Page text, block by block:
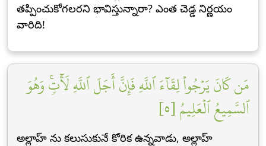
తప్పించుకోగలరని భావిస్తున్నారా? ఎంత చెడ్డ నిర్ణయం
వారిది!
مَن كَانَ يَرۡجُواْ لِقَآءَ ٱللَّهِ فَإِنَّ أَجَلَ ٱللَّهِ لَأٓتٖۚ وَهُوَ
ٱلسَّمِيعُ ٱلۡعَلِيمُ [٥]
అల్లాహ్ ను కలుసుకునే కోరిక ఉన్నవాడు, అల్లాహ్